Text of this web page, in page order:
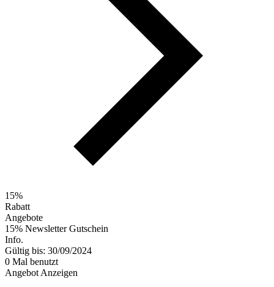
15%
Rabatt
Angebote
15% Newsletter Gutschein
Info.
Gültig bis: 30/09/2024
0 Mal benutzt
Angebot Anzeigen